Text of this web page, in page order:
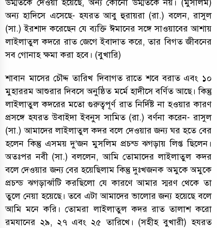
উম্মতকে দেওয়া হয়েছে, অন্য কোনো উম্মতকে নয়। (মুসলিম)
অন্য হাদিসে এসেছে- হযরত আবু হুরায়রা (রা.) বলেন, রাসুল
(সা.) ইরশাদ করেছেন যে ব্যক্তি ঈমানের সঙ্গে সাওয়াবের আশায়
লাইলাতুল কদরে রাত জেগে ইবাদাত করে, তার বিগত জীবনের
সব গোনাহ ক্ষমা করা হবে। (বুখারি)
শাবান মাসের চৌদ্দ তারিখ দিবাগত রাতে শবে বরাত এবং ১০
মুহাররম আশুরার দিবসে অনুষ্ঠিত মর্মে হাদীসে বর্ণিত আছে। কিন্তু
লাইলাতুল কদরের মতো গুরুত্বপূর্ণ রাত নির্দিষ্ট না হওয়ার কারণ
প্রসঙ্গে হযরত উবাইদা ইবনুস সামিত (রা.) বর্ণনা করেন- রাসুল
(সা.) আমাদের লাইলাতুল কদর বলে দেওয়ার জন্য ঘর হতে বের
হলেন কিন্তু এসময় দু’জন মুসলিম প্রচন্ড ঝগড়ায় লিপ্ত ছিলেন।
অতঃপর নবী (সা.) বললেন, আমি তোমাদের লাইলাতুল কদর
বলে দেওয়ার জন্য বের হয়েছিলাম কিন্তু দুঃখজনক অমুকে অমুকে
প্রচন্ড ঝগড়াঝাঁটি করছিলো যে কারণে আমার স্মরণ থেকে তা
তুলে নেয়া হয়েছে। তবে এটা আমাদের ভালোর জন্য হয়েছে বলে
আমি মনে করি। তোমরা লাইলাতুল কদর রাত তালাশ করো
রমযানের ২৯, ২৭ এবং ২৫ তারিখে। (সহীহ বুখারী) হযরত